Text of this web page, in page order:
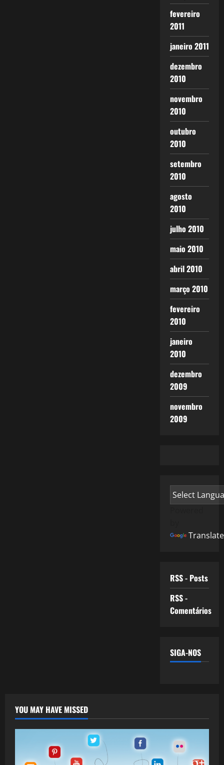
fevereiro
2011
janeiro 2011
dezembro
2010
novembro
2010
outubro
2010
setembro
2010
agosto
2010
julho 2010
maio 2010
abril 2010
março 2010
fevereiro
2010
janeiro
2010
dezembro
2009
novembro
2009
Translate
RSS - Posts
RSS -
Comentários
SIGA-NOS
YOU MAY HAVE MISSED